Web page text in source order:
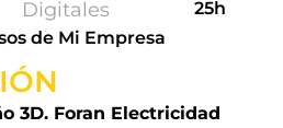
Digitales
de Mi Empresa
25h
3D. Foran Electricidad